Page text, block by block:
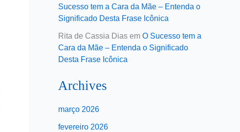
Sucesso tem a Cara da Mãe – Entenda o
Significado Desta Frase Icônica
Rita de Cassia Dias em O Sucesso tem a
Cara da Mãe – Entenda o Significado
Desta Frase Icônica
Archives
março 2026
fevereiro 2026